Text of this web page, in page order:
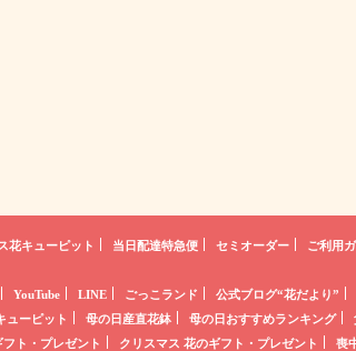
花キューピット 当日配達特急便 セミオーダー ご利用
YouTube LINE ごっこランド
公式ブログ“花だより”
ューピット 母の日産直花鉢 母の日おすすめランキング
ト・プレゼント クリスマス 花のギフト・プレゼント 喪